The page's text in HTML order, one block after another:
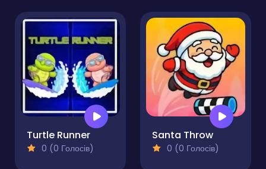
Turtle Runner
0 (0 Голосів)
Santa Throw
0 (0 Голосів)